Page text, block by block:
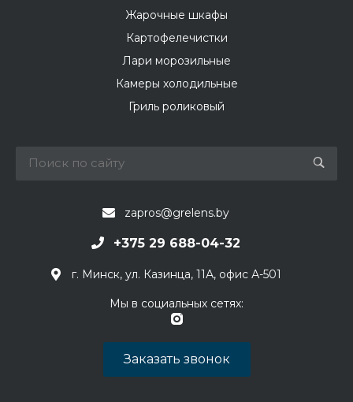
Жарочные шкафы
Картофелечистки
Лари морозильные
Камеры холодильные
Гриль роликовый
zapros@grelens.by
+375 29 688-04-32
г. Минск, ул. Казинца, 11А, офис А-501
Мы в социальных сетях:
Заказать звонок